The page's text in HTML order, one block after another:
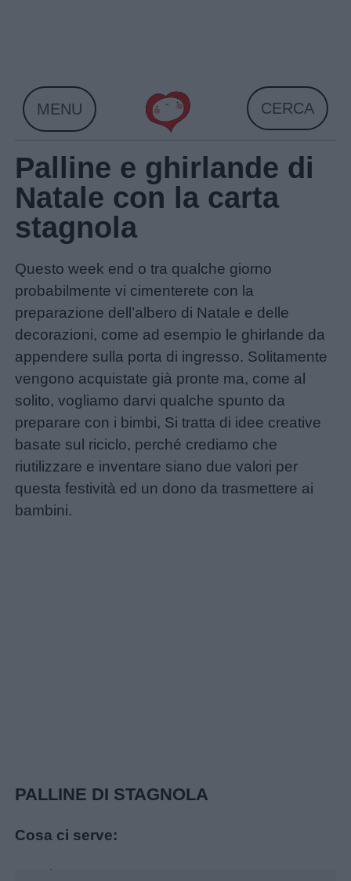
Home
MENU CERCA
Palline e ghirlande di
Natale con la carta
stagnola
Questo week end o tra qualche giorno
probabilmente vi cimenterete con la
preparazione dell’albero di Natale e delle
decorazioni, come ad esempio le ghirlande da
appendere sulla porta di ingresso. Solitamente
vengono acquistate già pronte ma, come al
solito, vogliamo darvi qualche spunto da
preparare con i bimbi, Si tratta di idee creative
basate sul riciclo, perché crediamo che
riutilizzare e inventare siano due valori per
questa festività ed un dono da trasmettere ai
bambini.
PALLINE DI STAGNOLA
Cosa ci serve: